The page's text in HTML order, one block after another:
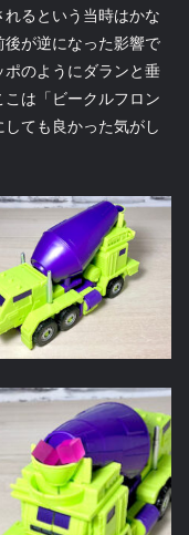
るという当時はかな
が逆になった影響で
のようにダランと垂
は「ビークルフロン
ても良かった気がし